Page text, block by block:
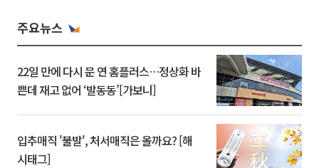
주요뉴스
22일 만에 다시 문 연 홈플러스…정상화 바
쁜데 재고 없어 ‘발동동’[가보니]
입추매직 '불발', 처서매직은 올까요? [해
시태그]